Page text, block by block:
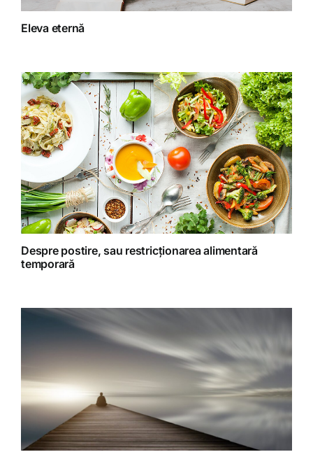
Fitoterapie
Homeopatie
Retete fructariene
Retete preparate
Retete Raw (nepreparate termic)
Eleva eternă
Despre postire, sau restricționarea alimentară
temporară